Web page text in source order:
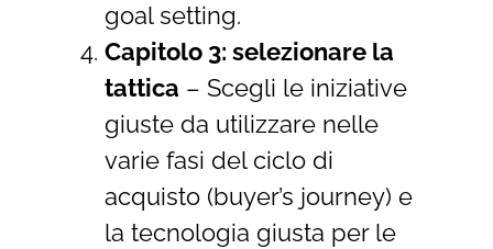
goal setting.
Capitolo 3: selezionare la
tattica – Scegli le iniziative
giuste da utilizzare nelle
varie fasi del ciclo di
acquisto (buyer’s journey) e
la tecnologia giusta per le